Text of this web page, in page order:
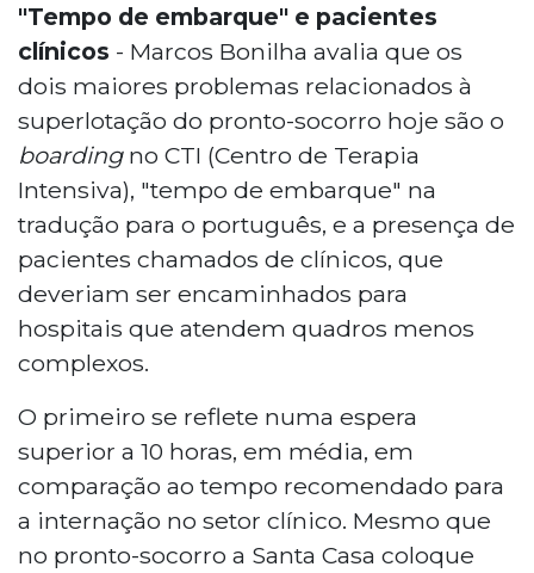
"Tempo de embarque" e pacientes
clínicos - Marcos Bonilha avalia que os
dois maiores problemas relacionados à
superlotação do pronto-socorro hoje são o
boardingno CTI (Centro de Terapia
Intensiva), "tempo de embarque" na
tradução para o português, e a presença de
pacientes chamados de clínicos, que
deveriam ser encaminhados para
hospitais que atendem quadros menos
complexos.
O primeiro se reflete numa espera
superior a 10 horas, em média, em
comparação ao tempo recomendado para
a internação no setor clínico. Mesmo que
no pronto-socorro a Santa Casa coloque